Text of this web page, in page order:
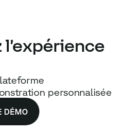
l’expérience
personnalisée
DÉMO